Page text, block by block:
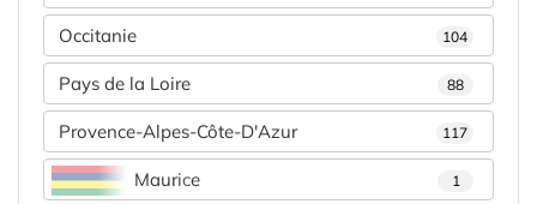
Occitanie 104
Pays de la Loire 88
Provence-Alpes-Côte-D'Azur 117
Maurice 1